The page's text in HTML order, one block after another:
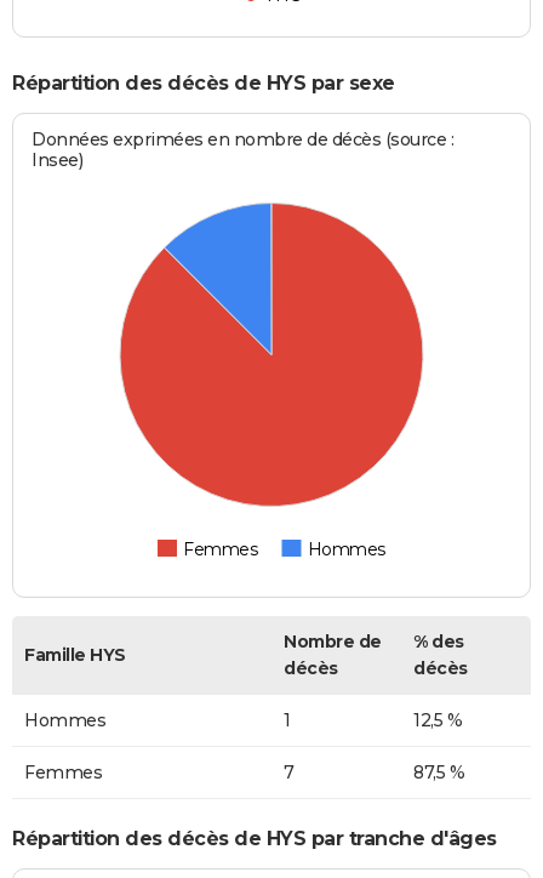
Répartition des décès de HYS par sexe
Données exprimées en nombre de décès (source :
Insee)
Femmes Hommes
Famille HYS
Nombre de
décès
% des
décès
Hommes 1 12,5 %
Femmes 7 87,5 %
Répartition des décès de HYS par tranche d'âges